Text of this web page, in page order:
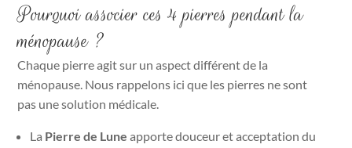
Pourquoi associer ces 4 pierres pendant la
ménopause ?
Chaque pierre agit sur un aspect différent de la
ménopause. Nous rappelons ici que les pierres ne sont
pas une solution médicale.
La Pierre de Lune apporte douceur et acceptation du